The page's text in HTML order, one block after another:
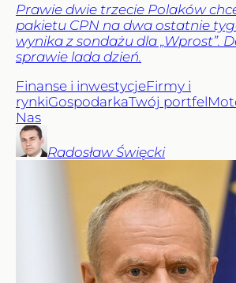
Prawie dwie trzecie Polaków
pakietu CPN na dwa ostatnie
wynika z sondażu dla „Wprost”.
sprawie lada dzień.
Finanse i inwestycjeFirmy i
rynkiGospodarkaTwój portfel
Nas
Radosław Święcki